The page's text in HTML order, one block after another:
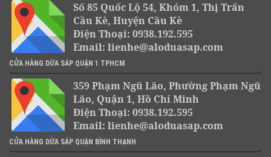
Số 85 Quốc Lộ 54, Khóm 1, Thị Trấn
Cầu Kè, Huyện Cầu Kè
Điện Thoại: 0938.192.595
Email: lienhe@aloduasap.com
CỬA HÀNG DỪA SÁP QUẬN 1 TPHCM
359 Phạm Ngũ Lão, Phường Phạm Ngũ
Lão, Quận 1, Hồ Chí Minh
Điện Thoại: 0938.192.595
Email: lienhe@aloduasap.com
CỬA HÀNG DỪA SÁP QUẬN BÌNH THẠNH